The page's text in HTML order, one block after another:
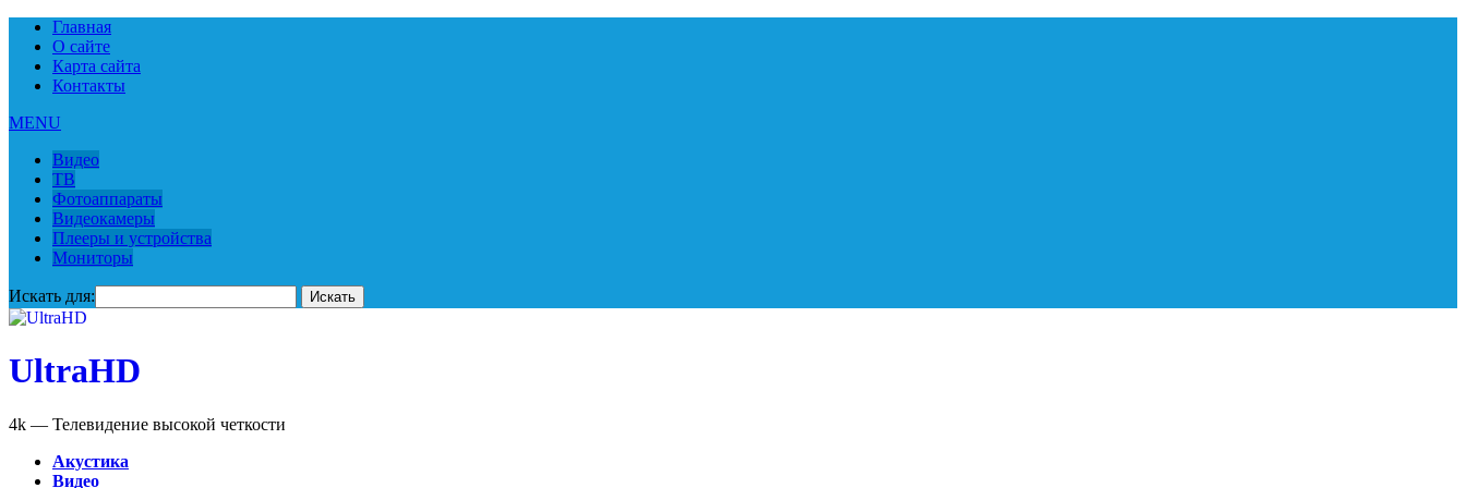
Главная
О сайте
Карта сайта
Контакты
MENU
Видео
ТВ
Фотоаппараты
Видеокамеры
Плееры и устройства
Мониторы
Искать для:
UltraHD
4k — Телевидение высокой четкости
Акустика
Видео